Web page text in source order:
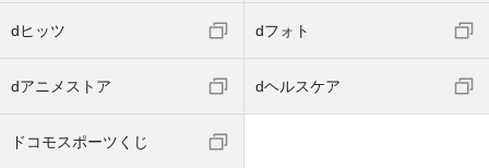
dヒッツ dフォト
dアニメストア dヘルスケア
ドコモスポーツくじ